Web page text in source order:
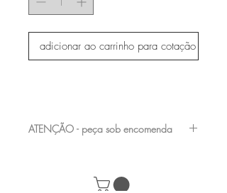
adicionar ao carrinho para cotação
ATENÇÃO - peça sob encomenda